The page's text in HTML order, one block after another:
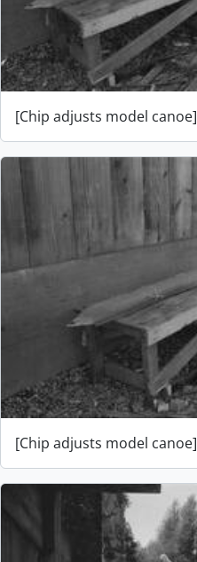
[Chip adjusts model canoe]
[Chip adjusts model canoe]